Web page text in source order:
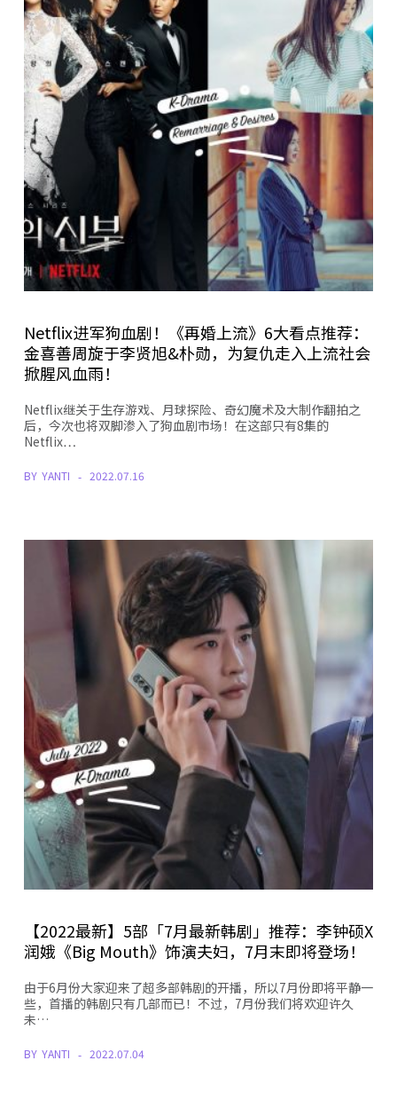
Netflix进军狗血剧！《再婚上流》6大看点推荐：
金喜善周旋于李贤旭&朴勋，为复仇走入上流社会
掀腥风血雨！
Netflix继关于生存游戏、月球探险、奇幻魔术及大制作翻拍之
后，今次也将双脚渗入了狗血剧市场！在这部只有8集的
Netflix…
BY YANTI 2022.07.16
【2022最新】5部「7月最新韩剧」推荐：李钟硕X
润娥《Big Mouth》饰演夫妇，7月末即将登场！
由于6月份大家迎来了超多部韩剧的开播，所以7月份即将平静一
些，首播的韩剧只有几部而已！不过，7月份我们将欢迎许久
未…
BY YANTI 2022.07.04